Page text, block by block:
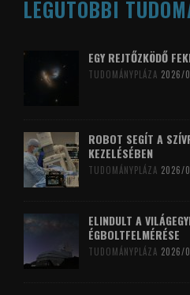
LEGUTÓBBI
EGY REJTŐZKÖDŐ
TUDOMÁNYPLÁZA 2026/
ROBOT SEGÍT A
KEZELÉSÉBEN
TUDOMÁNYPLÁZA 2026/
ELINDULT A
ÉGBOLTFELMÉRÉSE
TUDOMÁNYPLÁZA 2026/